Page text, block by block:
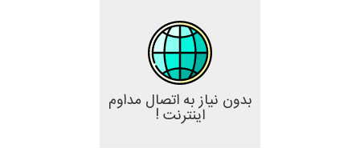
بدون نیاز به اتصال مداوم
اینترنت !